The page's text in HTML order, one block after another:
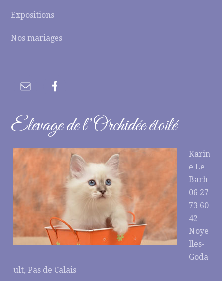
Expositions
Nos mariages
Elevage de l’Orchidée étoilé
Karin
e Le
Barh
06 27
73 60
42
Noye
lles-
Goda
ult, Pas de Calais